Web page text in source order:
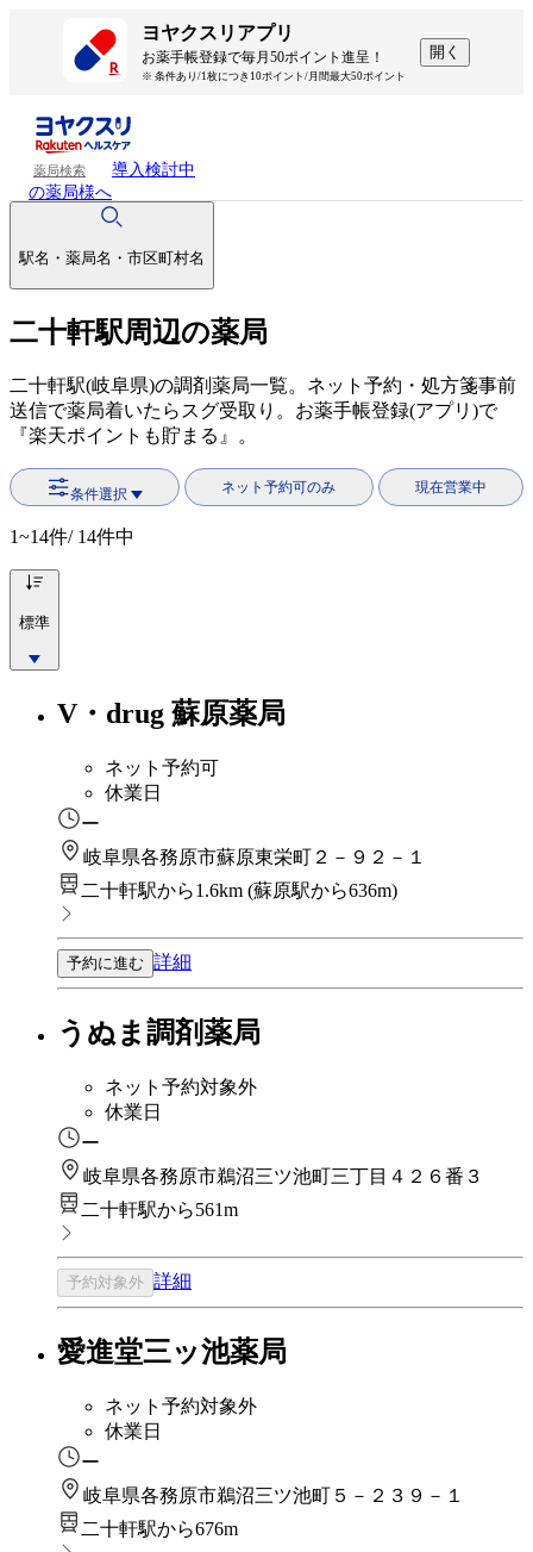
ヨヤクスリアプリ
お薬手帳登録で毎月50ポイント進呈！
※ 条件あり/1枚につき10ポイント/月間最大50ポイント
開く
薬局検索
導入検討中
の薬局様へ
駅名・薬局名・市区町村名
二十軒駅周辺の薬局
二十軒駅(岐阜県)の調剤薬局一覧。ネット予約・処方箋事前
送信で薬局着いたらスグ受取り。お薬手帳登録(アプリ)で
『楽天ポイントも貯まる』。
条件選択 ネット予約可のみ 現在営業中
1~14件/ 14件中
標準
V・drug 蘇原薬局
ネット予約可
休業日
ー
岐阜県各務原市蘇原東栄町２－９２－１
二十軒駅から1.6km (蘇原駅から636m)
予約に進む 詳細
うぬま調剤薬局
ネット予約対象外
休業日
ー
岐阜県各務原市鵜沼三ツ池町三丁目４２６番３
二十軒駅から561m
予約対象外 詳細
愛進堂三ッ池薬局
ネット予約対象外
休業日
ー
岐阜県各務原市鵜沼三ツ池町５－２３９－１
二十軒駅から676m